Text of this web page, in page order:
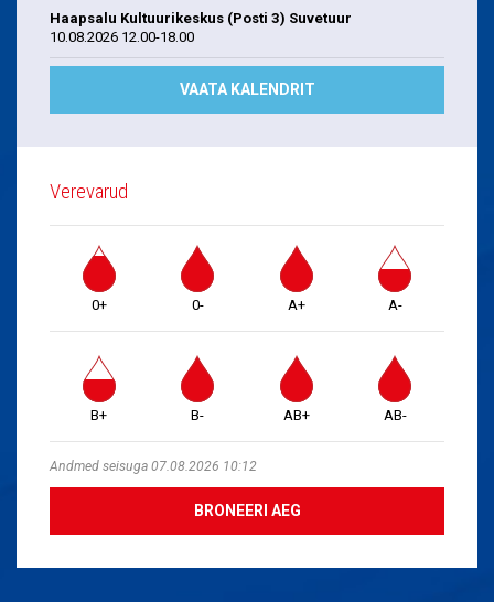
Haapsalu Kultuurikeskus (Posti 3) Suvetuur
10.08.2026 12.00-18.00
VAATA KALENDRIT
Verevarud
0+ 0- A+ A-
B+ B- AB+ AB-
Andmed seisuga 07.08.2026 10:12
BRONEERI AEG